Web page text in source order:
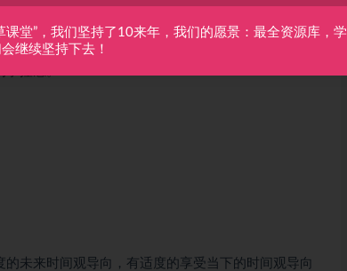
控感。
未来时间观导向，有适度的享受当下的时间观导向
课堂”，我们坚持了10来年，我们的愿景：最全资源库，学
继续坚持下去！